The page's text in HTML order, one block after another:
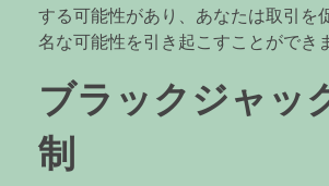
する可能性があり、あなたは取引を
名な可能性を引き起こすことができ
ブラックジャッ
制